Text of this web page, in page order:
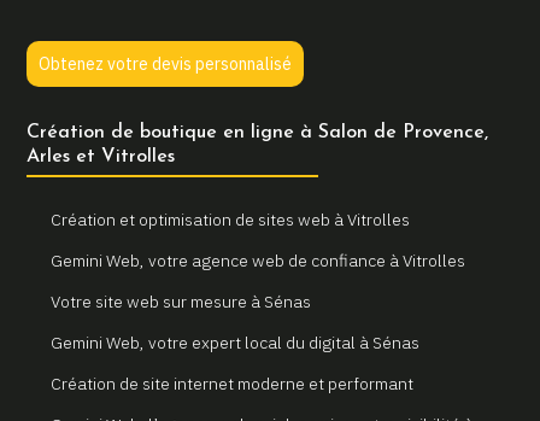
Obtenez votre devis personnalisé
Création de boutique en ligne à Salon de Provence,
Arles et Vitrolles
Création et optimisation de sites web à Vitrolles
Gemini Web, votre agence web de confiance à Vitrolles
Votre site web sur mesure à Sénas
Gemini Web, votre expert local du digital à Sénas
Création de site internet moderne et performant